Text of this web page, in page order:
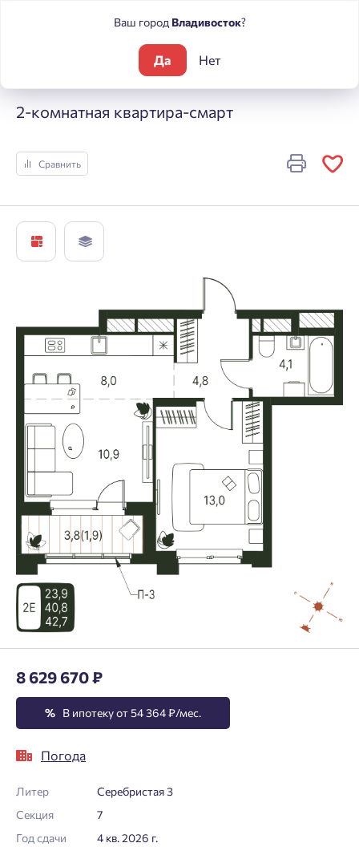
Погода
2-комнатная квартира-смарт
Сравнить
8 629 670 ₽
% В ипотеку от 54 364 ₽/мес.
Погода
Литер
Серебристая 3
Секция
7
Год сдачи
4 кв. 2026 г.
Ваш город Владивосток?
Да Нет